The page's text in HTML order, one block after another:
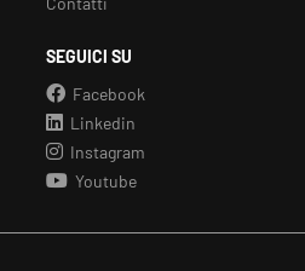
SEGUICI SU
Facebook
Linkedin
Instagram
Youtube